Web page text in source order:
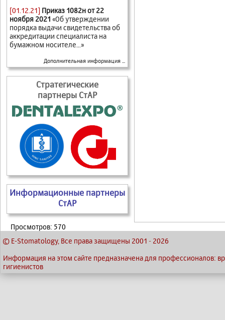
[01.12.21] Приказ 1082н от 22
ноября 2021 «Об утверждении
порядка выдачи свидетельства об
аккредитации специалиста на
бумажном носителе...»
Дополнительная информация ...
Стратегические
партнеры СтАР
Информационные партнеры
СтАР
Просмотров: 570
© E-Stomatology, Все права защищены 2001 - 2026
Информация на этом сайте предназначена для профессионалов:
гигиенистов